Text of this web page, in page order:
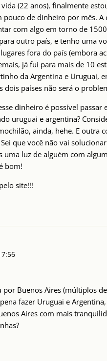
(22 anos), finalmente
pouco de dinheiro por mês. A
com algo em torno de
outro país, e tenho uma
fora do país (embora
já fui para mais de 10
da Argentina e Uruguai,
dois países não será o
dinheiro é possível passar
uruguai e argentina?
ainda, hehe. E outra
que você não vai
uma luz de alguém com
bom!
site!!!
por Buenos Aires (múltiplos
fazer Uruguai e
Aires com mais